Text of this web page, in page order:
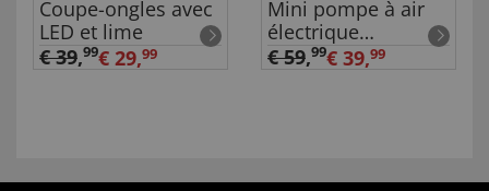
Coupe-ongles avec
LED et lime
€ 39,99€ 29,99
Mini pompe à air
électrique
rechargeable
€ 59,99€ 39,99